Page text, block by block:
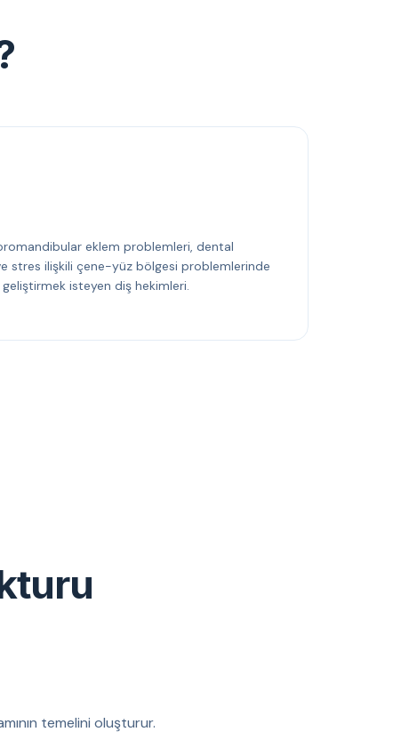
eklem problemleri, dental
stres ilişkili çene-yüz bölgesi problemlerinde
geliştirmek isteyen diş hekimleri.
temelini oluşturur.